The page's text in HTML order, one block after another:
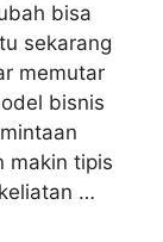
bisa
sekarang
memutar
bisnis
makin tipis
…